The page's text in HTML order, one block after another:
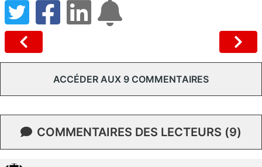
ACCÉDER AUX 9 COMMENTAIRES
COMMENTAIRES DES LECTEURS (9)